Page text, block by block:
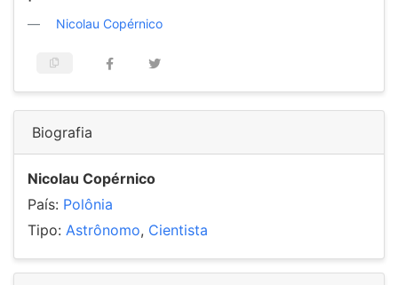
Nicolau Copérnico
Biografia
Nicolau Copérnico
País: Polônia
Tipo: Astrônomo, Cientista